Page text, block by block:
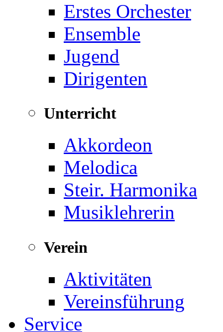
Erstes Orchester
Ensemble
Jugend
Dirigenten
Unterricht
Akkordeon
Melodica
Steir. Harmonika
Musiklehrerin
Verein
Aktivitäten
Vereinsführung
Service